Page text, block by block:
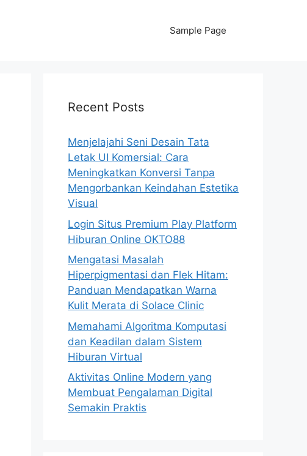
Sample Page
Recent Posts
Menjelajahi Seni Desain Tata
Letak UI Komersial: Cara
Meningkatkan Konversi Tanpa
Mengorbankan Keindahan Estetika
Visual
Login Situs Premium Play Platform
Hiburan Online OKTO88
Mengatasi Masalah
Hiperpigmentasi dan Flek Hitam:
Panduan Mendapatkan Warna
Kulit Merata di Solace Clinic
Memahami Algoritma Komputasi
dan Keadilan dalam Sistem
Hiburan Virtual
Aktivitas Online Modern yang
Membuat Pengalaman Digital
Semakin Praktis